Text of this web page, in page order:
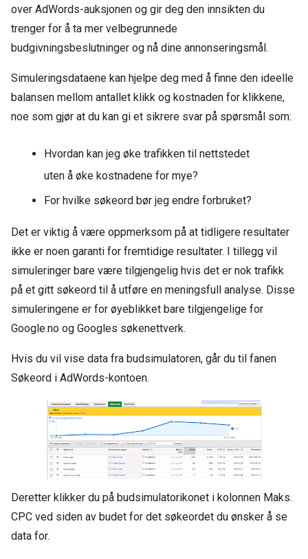
over AdWords-auksjonen og gir deg den innsikten du
trenger for å ta mer velbegrunnede
budgivningsbeslutninger og nå dine annonseringsmål.
Simuleringsdataene kan hjelpe deg med å finne den ideelle
balansen mellom antallet klikk og kostnaden for klikkene,
noe som gjør at du kan gi et sikrere svar på spørsmål som:
Hvordan kan jeg øke trafikken til nettstedet
uten å øke kostnadene for mye?
For hvilke søkeord bør jeg endre forbruket?
Det er viktig å være oppmerksom på at tidligere resultater
ikke er noen garanti for fremtidige resultater. I tillegg vil
simuleringer bare være tilgjengelig hvis det er nok trafikk
på et gitt søkeord til å utføre en meningsfull analyse. Disse
simuleringene er for øyeblikket bare tilgjengelige for
Google.no og Googles søkenettverk.
Hvis du vil vise data fra budsimulatoren, går du til fanen
Søkeord i AdWords-kontoen.
Deretter klikker du på budsimulatorikonet i kolonnen Maks.
CPC ved siden av budet for det søkeordet du ønsker å se
data for.